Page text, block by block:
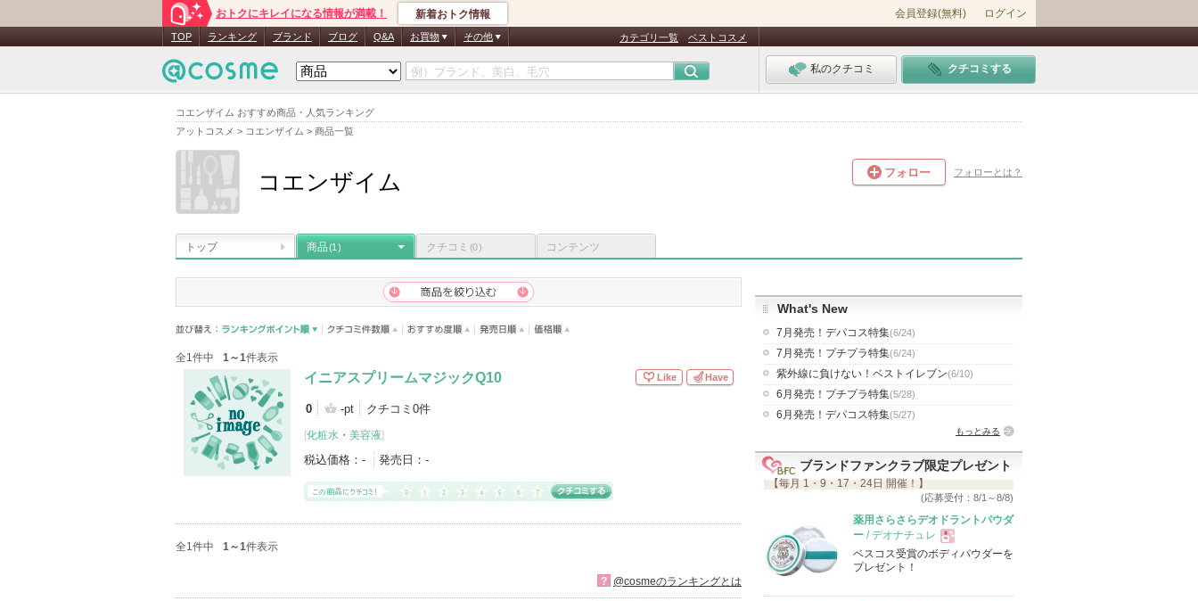
コエンザイム おすすめ商品・人気ランキング
アットコスメ > コエンザイム > 商品一覧
おトクにキレイになる情報が満載！ 新着おトク情報 会員登録(無料) ログイン
TOP ランキング ブランド ブログ Q&A お買物 その他 カテゴリ一覧 ベストコスメ
私のクチコミ クチコミする
コエンザイム フォロー フォローとは？
トップ 商品(1) クチコミ (0) コンテンツ
全1件中 1～1件表示
イニアスプリームマジックQ10
0 -pt クチコミ0件
[化粧水 ・ 美容液]
税込価格： - 発売日： -
Like Have
全1件中 1～1件表示
? @cosmeのランキングとは
What's New
7月発売！デパコス特集(6/24)
7月発売！プチプラ特集(6/24)
紫外線に負けない！ベストイレブン(6/10)
6月発売！プチプラ特集(5/28)
6月発売！デパコス特集(5/27)
もっとみる
ブランドファンクラブ限定プレゼント
【毎月 1・9・17・24日 開催！】
(応募受付：8/1～8/8)
薬用さらさらデオドラントパウダ
ー / デオナチュレ
現
ベスコス受賞のボディパウダーを
プレゼント！